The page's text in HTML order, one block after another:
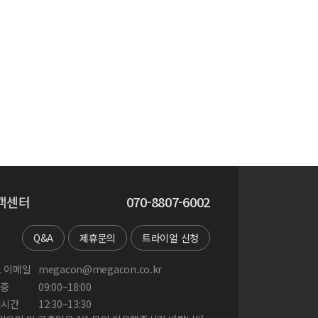
센터 070-8807-6002
Q&A 제휴문의 트라이얼 신청
이메일
megacon@megacon.co.kr
중
09:00~18:00
간
12:30~13:30